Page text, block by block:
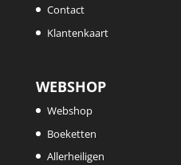
Contact
Klantenkaart
WEBSHOP
Webshop
Boeketten
Allerheiligen